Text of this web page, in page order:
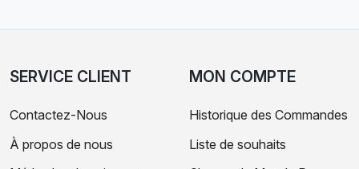
SERVICE CLIENT
Contactez-Nous
À propos de nous
MON COMPTE
Historique des Commandes
Liste de souhaits